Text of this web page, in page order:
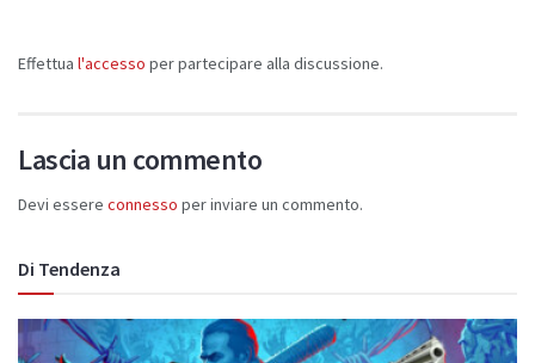
Effettua l'accesso per partecipare alla discussione.
Lascia un commento
Devi essere connesso per inviare un commento.
Di Tendenza